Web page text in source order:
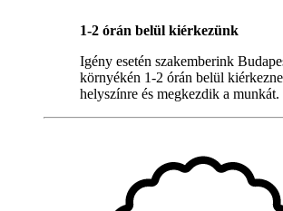
1-2 órán belül kiérkezünk
Igény esetén szakemberink
környékén 1-2 órán belül
helyszínre és megkezdik a munkát.